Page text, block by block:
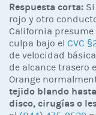
Respuesta corta:
rojo y otro
California presume
culpa bajo el CVC
de velocidad
de alcance trasero
Orange
tejido blando
disco, cirugías o